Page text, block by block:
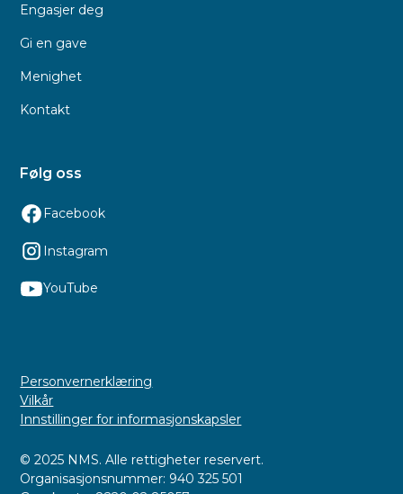
Engasjer deg
Gi en gave
Menighet
Kontakt
Følg oss
Facebook
Instagram
YouTube
© 2025 NMS. Alle rettigheter reservert.
Organisasjonsnummer: 940 325 501
Personvernerklæring
Vilkår
Innstillinger for informasjonskapsler